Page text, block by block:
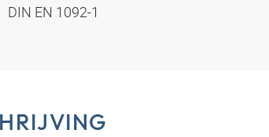
DIN EN 1092-1